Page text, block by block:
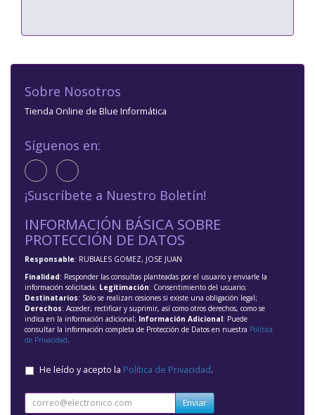
Sobre Nosotros
Tienda Online de Blue Informática
Síguenos en:
¡Suscríbete a Nuestro Boletín!
INFORMACIÓN BÁSICA SOBRE
PROTECCIÓN DE DATOS
Responsable: RUBIALES GOMEZ, JOSE JUAN
Finalidad: Responder las consultas planteadas por el usuario y enviarle la
información solicitada; Legitimación: Consentimiento del usuario;
Destinatarios: Solo se realizan cesiones si existe una obligación legal;
Derechos: Acceder, rectificar y suprimir, así como otros derechos, como se
indica en la información adicional; Información Adicional: Puede
consultar la información completa de Protección de Datos en nuestra Política
de Privacidad
He leído y acepto la Política de Privacidad.
Enviar